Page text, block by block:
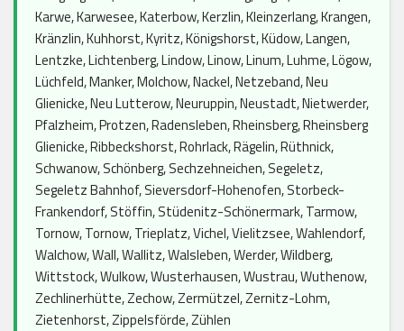
Karwe, Karwesee, Katerbow, Kerzlin, Kleinzerlang, Krangen,
Kränzlin, Kuhhorst, Kyritz, Königshorst, Küdow, Langen,
Lentzke, Lichtenberg, Lindow, Linow, Linum, Luhme, Lögow,
Lüchfeld, Manker, Molchow, Nackel, Netzeband, Neu
Glienicke, Neu Lutterow, Neuruppin, Neustadt, Nietwerder,
Pfalzheim, Protzen, Radensleben, Rheinsberg, Rheinsberg
Glienicke, Ribbeckshorst, Rohrlack, Rägelin, Rüthnick,
Schwanow, Schönberg, Sechzehneichen, Segeletz,
Segeletz Bahnhof, Sieversdorf-Hohenofen, Storbeck-
Frankendorf, Stöffin, Stüdenitz-Schönermark, Tarmow,
Tornow, Tornow, Trieplatz, Vichel, Vielitzsee, Wahlendorf,
Walchow, Wall, Wallitz, Walsleben, Werder, Wildberg,
Wittstock, Wulkow, Wusterhausen, Wustrau, Wuthenow,
Zechlinerhütte, Zechow, Zermützel, Zernitz-Lohm,
Zietenhorst, Zippelsförde, Zühlen